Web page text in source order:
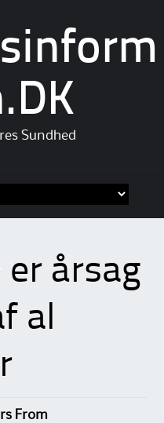
Sundhed
er årsag
al
From